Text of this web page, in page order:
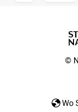
©
Wo